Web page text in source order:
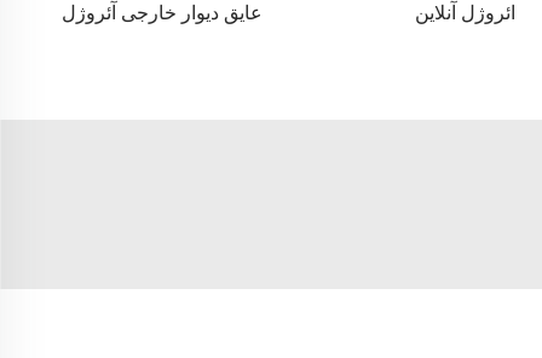
ائروژل آنلاین
عایق دیوار خارجی آئروژل